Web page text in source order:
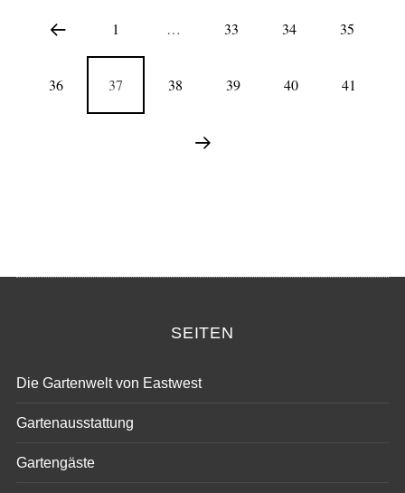
1 … 33 34 35
36 37 38 39 40 41
SEITEN
Die Gartenwelt von Eastwest
Gartenausstattung
Gartengäste